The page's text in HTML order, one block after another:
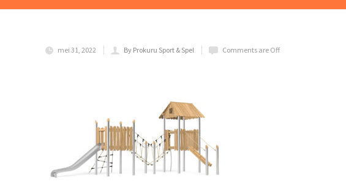
mei 31, 2022 By Prokuru Sport & Spel Comments are Off